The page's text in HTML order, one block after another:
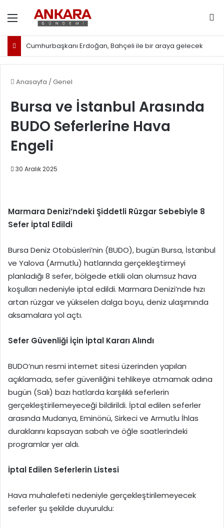
Menü
Cumhurbaşkanı Erdoğan, Bahçeli ile bir araya gelecek
Anasayfa / Genel
Bursa ve İstanbul Arasında
BUDO Seferlerine Hava
Engeli
30 Aralık 2025
Marmara Denizi’ndeki Şiddetli Rüzgar Sebebiyle 8
Sefer İptal Edildi
Bursa Deniz Otobüsleri’nin (BUDO), bugün Bursa, İstanbul
ve Yalova (Armutlu) hatlarında gerçekleştirmeyi
planladığı 8 sefer, bölgede etkili olan olumsuz hava
koşulları nedeniyle iptal edildi. Marmara Denizi’nde hızı
artan rüzgar ve yükselen dalga boyu, deniz ulaşımında
aksamalara yol açtı.
Sefer Güvenliği İçin İptal Kararı Alındı
BUDO’nun resmi internet sitesi üzerinden yapılan
açıklamada, sefer güvenliğini tehlikeye atmamak adına
bugün (Salı) bazı hatlarda karşılıklı seferlerin
gerçekleştirilemeyeceği bildirildi. İptal edilen seferler
arasında Mudanya, Eminönü, Sirkeci ve Armutlu İhlas
duraklarını kapsayan sabah ve öğle saatlerindeki
programlar yer aldı.
İptal Edilen Seferlerin Listesi
Hava muhalefeti nedeniyle gerçekleştirilemeyecek
seferler şu şekilde duyuruldu: